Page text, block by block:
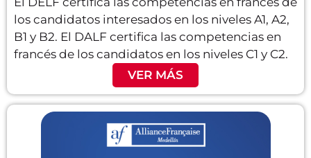
los candidatos interesados en los niveles A1, A2,
B1 y B2. El DALF certifica las competencias en
francés de los candidatos en los niveles C1 y C2.
VER MÁS